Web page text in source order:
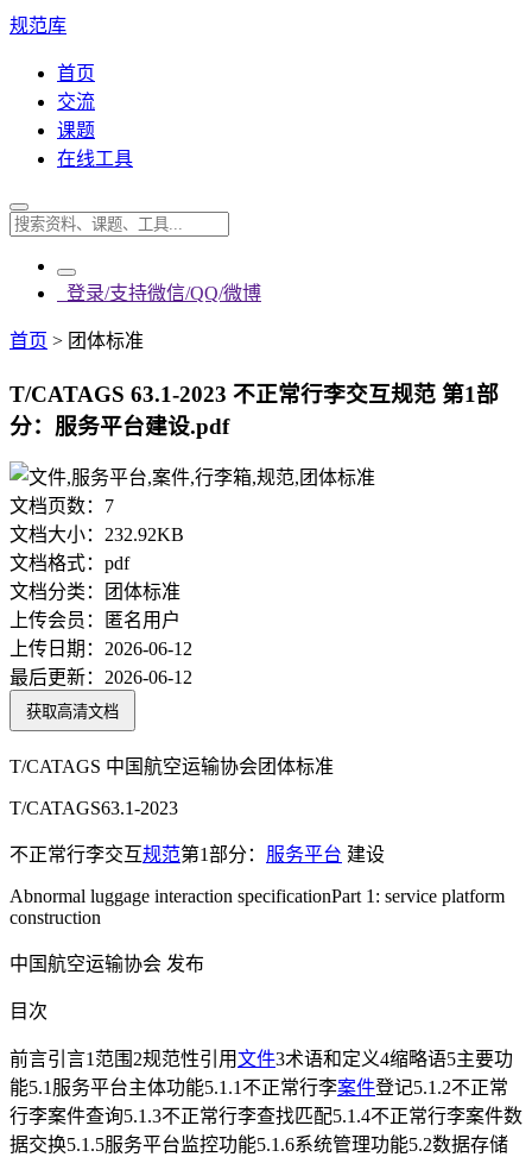
规范库
首页
交流
课题
在线工具
登录/支持微信/QQ/微博
首页 > 团体标准
T/CATAGS 63.1-2023 不正常行李交互规范 第1部
分：服务平台建设.pdf
文档页数： 7
文档大小： 232.92KB
文档格式： pdf
文档分类：
团体标准
上传会员：
匿名用户
上传日期： 2026-06-12
最后更新： 2026-06-12
获取高清文档
T/CATAGS 中国航空运输协会团体标准
T/CATAGS63.1-2023
不正常行李交互规范第1部分： 服务平台 建设
Abnormal luggage interaction specificationPart 1: service platform
construction
中国航空运输协会 发布
目次
前言引言1范围2规范性引用文件3术语和定义4缩略语5主要功
能5.1服务平台主体功能5.1.1不正常行李案件登记5.1.2不正常
行李案件查询5.1.3不正常行李查找匹配5.1.4不正常行李案件数
据交换5.1.5服务平台监控功能5.1.6系统管理功能5.2数据存储